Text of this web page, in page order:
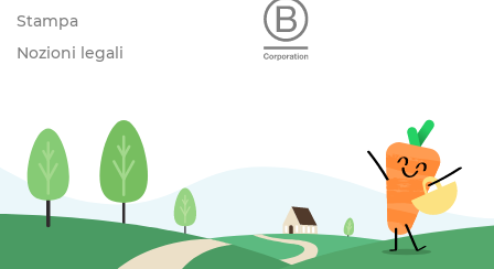
Stampa
Nozioni legali